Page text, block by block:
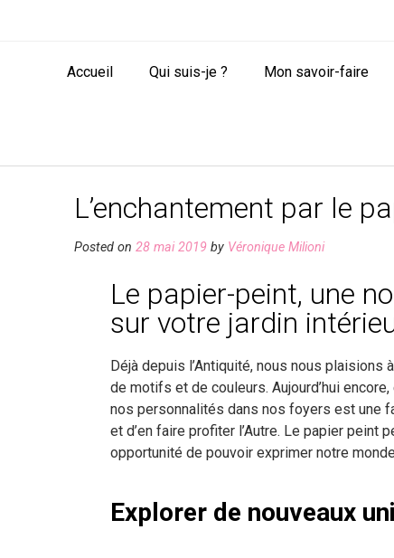
Accueil Qui suis-je ? Mon savoir-faire
L’enchantement par le
Posted on 28 mai 2019 by Véronique Milioni
Le papier-peint, une
sur votre jardin
Déjà depuis l’Antiquité, nous nous plaisions
de motifs et de couleurs. Aujourd’hui
nos personnalités dans nos foyers est une
et d’en faire profiter l’Autre. Le papier peint
opportunité de pouvoir exprimer notre
Explorer de nouveaux